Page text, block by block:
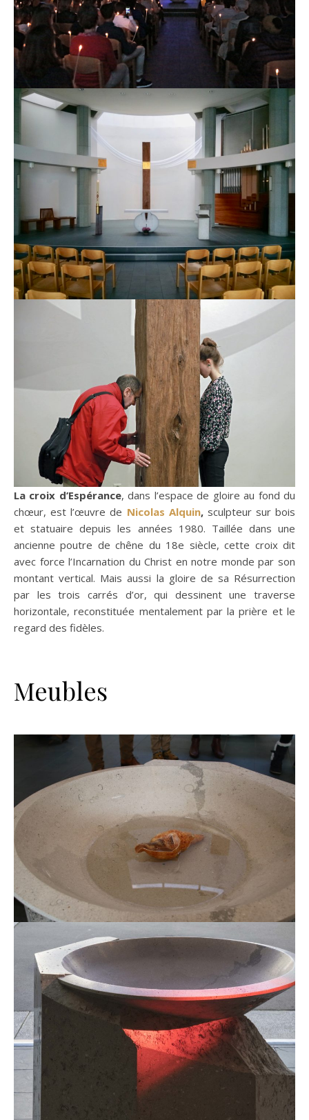
La croix d’Espérance, dans l’espace de gloire au fond du
chœur, est l’œuvre de Nicolas Alquin, sculpteur sur bois
et statuaire depuis les années 1980. Taillée dans une
ancienne poutre de chêne du 18e siècle, cette croix dit
avec force l’Incarnation du Christ en notre monde par son
montant vertical. Mais aussi la gloire de sa Résurrection
par les trois carrés d’or, qui dessinent une traverse
horizontale, reconstituée mentalement par la prière et le
regard des fidèles.
Meubles